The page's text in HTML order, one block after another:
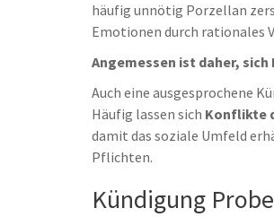
häufig unnötig Porzellan
Emotionen durch rationales
Angemessen ist daher,
Auch eine ausgesprochene
Häufig lassen sich Konflikte
damit das soziale Umfeld
Pflichten.
Kündigung